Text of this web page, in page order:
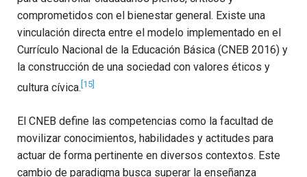
comprometidos con el bienestar general. Existe una
vinculación directa entre el modelo implementado en el
Currículo Nacional de la Educación Básica (CNEB 2016) y
la construcción de una sociedad con valores éticos y
cultura cívica. [15]
El CNEB define las competencias como la facultad de
movilizar conocimientos, habilidades y actitudes para
actuar de forma pertinente en diversos contextos. Este
cambio de paradigma busca superar la enseñanza